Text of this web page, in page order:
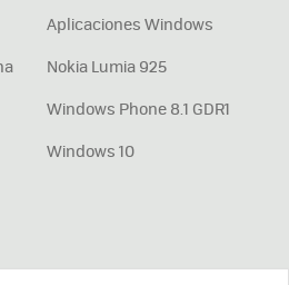
Aplicaciones Windows
Nokia Lumia 925
Windows Phone 8.1 GDR1
Windows 10